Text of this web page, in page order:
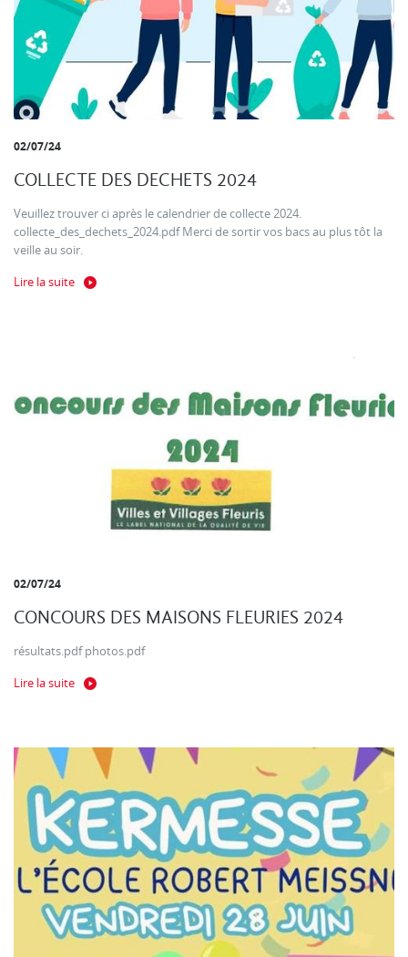
02/07/24
COLLECTE DES DECHETS 2024
Veuillez trouver ci après le calendrier de collecte 2024.
collecte_des_dechets_2024.pdf Merci de sortir vos bacs au plus tôt la
veille au soir.
Lire la suite
02/07/24
CONCOURS DES MAISONS FLEURIES 2024
résultats.pdf photos.pdf
Lire la suite